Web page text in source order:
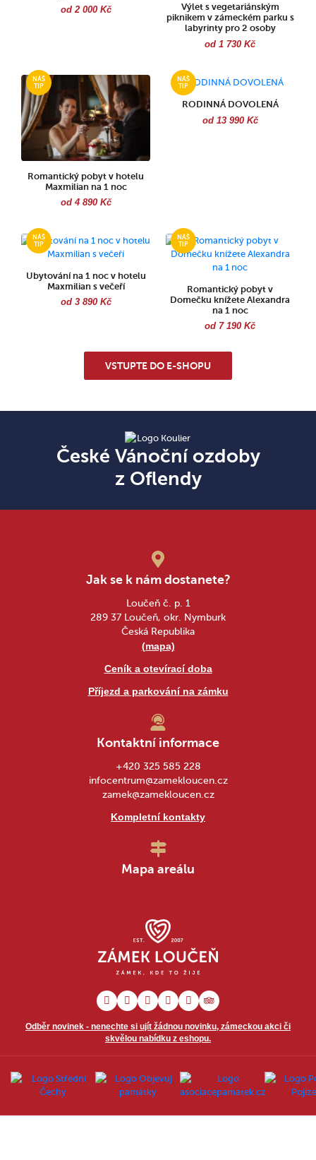
od 2 000 Kč
Výlet s vegetariánským
piknikem v zámeckém parku s
labyrinty pro 2 osoby
od 1 730 Kč
Romantický pobyt v hotelu
Maxmilian na 1 noc
od 4 890 Kč
RODINNÁ DOVOLENÁ
od 13 990 Kč
Ubytování na 1 noc v hotelu
Maxmilian s večeří
od 3 890 Kč
Romantický pobyt v
Domečku knížete Alexandra
na 1 noc
od 7 190 Kč
VSTUPTE DO E-SHOPU
České Vánoční ozdoby
z Oflendy
Jak se k nám dostanete?
Loučeň č. p. 1
289 37 Loučeň, okr. Nymburk
Česká Republika
(mapa)
Ceník a otevírací doba
Příjezd a parkování na zámku
Odběr novinek - nenechte si ujít žádnou novinku, zámeckou akci či
skvělou nabídku z eshopu.
Kontaktní informace
+420 325 585 228
infocentrum@zamekloucen.cz
zamek@zamekloucen.cz
Kompletní kontakty
Mapa areálu